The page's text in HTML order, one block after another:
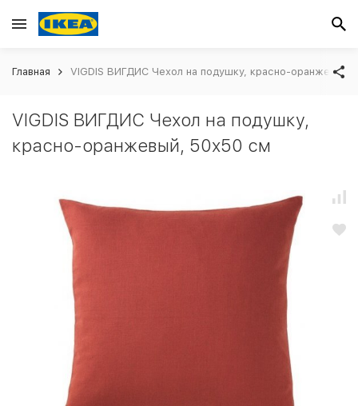
Главная VIGDIS ВИГДИС Чехол на подушку, красно-оранжевый,
VIGDIS ВИГДИС Чехол на подушку,
красно-оранжевый, 50x50 см